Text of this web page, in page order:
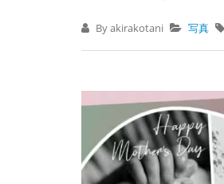
By akirakotani 写真